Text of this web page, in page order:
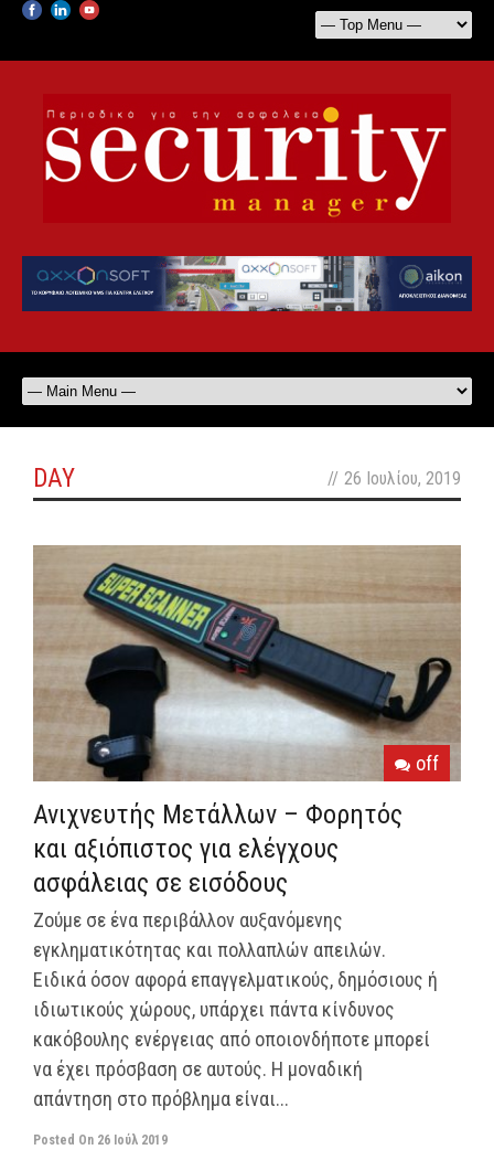
DAY // 26 Ιουλίου, 2019
off
Ανιχνευτής Μετάλλων – Φορητός
και αξιόπιστος για ελέγχους
ασφάλειας σε εισόδους
Ζούμε σε ένα περιβάλλον αυξανόμενης
εγκληματικότητας και πολλαπλών απειλών.
Ειδικά όσον αφορά επαγγελματικούς, δημόσιους ή
ιδιωτικούς χώρους, υπάρχει πάντα κίνδυνος
κακόβουλης ενέργειας από οποιονδήποτε μπορεί
να έχει πρόσβαση σε αυτούς. Η μοναδική
απάντηση στο πρόβλημα είναι...
Posted On 26 Ιούλ 2019